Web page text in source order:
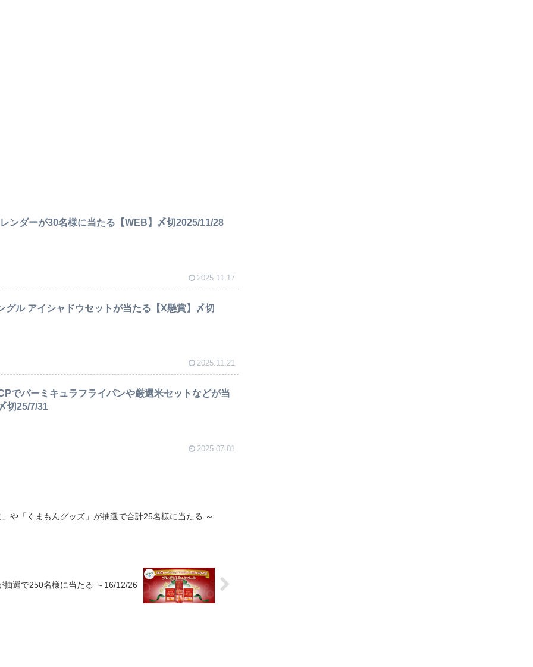
ンダーが30名様に当たる【WEB】〆切2025/11/28
2025.11.17
グル アイシャドウセットが当たる【X懸賞】〆切
2025.11.21
でバーミキュラフライパンや厳選米セットなどが当
切25/7/31
2025.07.01
や「くまもんグッズ」が抽選で合計25名様に当たる ～
選で250名様に当たる ～16/12/26